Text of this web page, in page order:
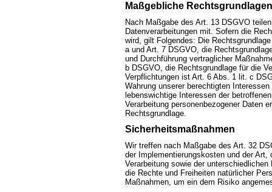
Maßgebliche Rechtsgrundlagen
Nach Maßgabe des Art. 13 DSGVO
Datenverarbeitungen mit. Sofern die
wird, gilt Folgendes: Die
a und Art. 7 DSGVO, die
und Durchführung vertraglicher
b DSGVO, die Rechtsgrundlage für die
Verpflichtungen ist Art. 6 Abs. 1 lit. c
Wahrung unserer berechtigten
lebenswichtige Interessen der
Verarbeitung personenbezogener Daten
Rechtsgrundlage.
Sicherheitsmaßnahmen
Wir treffen nach Maßgabe des Art. 32
der Implementierungskosten und der
Verarbeitung sowie der
die Rechte und Freiheiten natürlicher
Maßnahmen, um ein dem Risiko